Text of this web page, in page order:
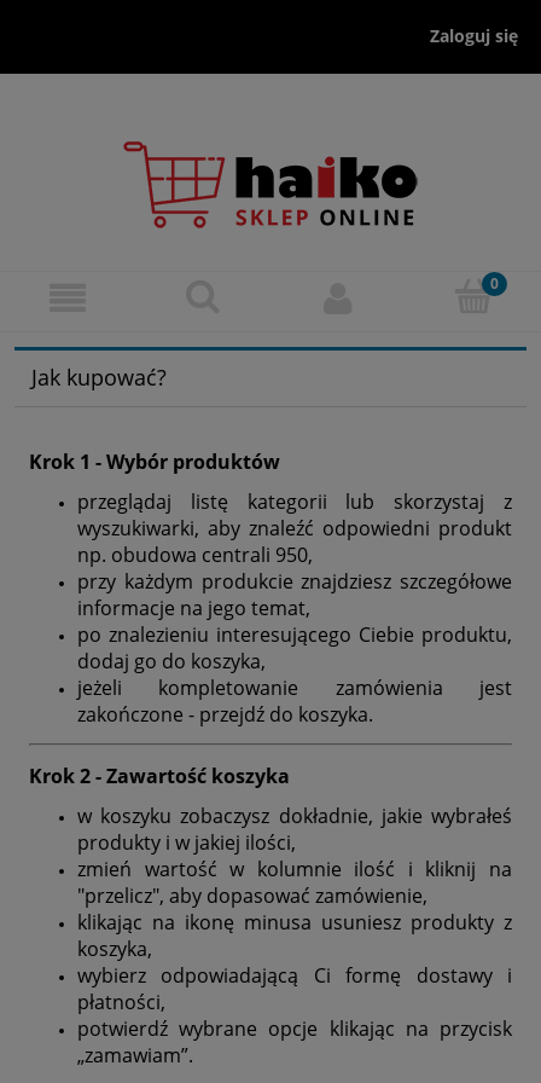
Zaloguj się
Jak kupować?
Krok 1 - Wybór produktów
przeglądaj listę kategorii lub skorzystaj z
wyszukiwarki, aby znaleźć odpowiedni produkt
np. obudowa centrali 950,
przy każdym produkcie znajdziesz szczegółowe
informacje na jego temat,
po znalezieniu interesującego Ciebie produktu,
dodaj go do koszyka,
jeżeli kompletowanie zamówienia jest
zakończone - przejdź do koszyka.
Krok 2 - Zawartość koszyka
w koszyku zobaczysz dokładnie, jakie wybrałeś
produkty i w jakiej ilości,
zmień wartość w kolumnie ilość i kliknij na
"przelicz", aby dopasować zamówienie,
klikając na ikonę minusa usuniesz produkty z
koszyka,
wybierz odpowiadającą Ci formę dostawy i
płatności,
potwierdź wybrane opcje klikając na przycisk
„zamawiam”.